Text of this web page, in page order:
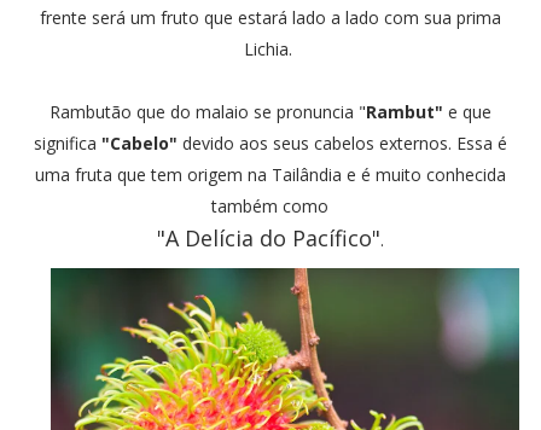
frente será um fruto que estará lado a lado com sua prima
Lichia.
Rambutão que do malaio se pronuncia "Rambut" e que
significa "Cabelo" devido aos seus cabelos externos. Essa é
uma fruta que tem origem na Tailândia e é muito conhecida
também como
"A Delícia do Pacífico".